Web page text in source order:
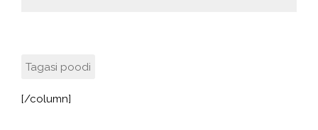
Tagasi poodi
[/column]